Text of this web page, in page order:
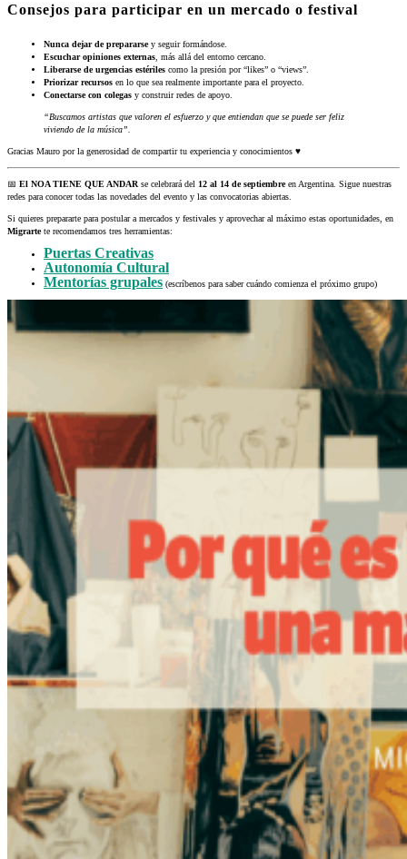
Consejos para participar en un mercado o festival
Nunca dejar de prepararsey seguir formándose.
Escuchar opiniones externas , más allá del entorno cercano.
Liberarse de urgencias estériles como la presión por “likes” o “views”.
Priorizar recursos en lo que sea realmente importante para el proyecto.
Conectarse con colegas y construir redes de apoyo.
“Buscamos artistas que valoren el esfuerzo y que entiendan que se puede ser feliz
viviendo de la música”.
Gracias Mauro por la generosidad de compartir tu experiencia y conocimientos ♥
📅 El NOA TIENE QUE ANDAR se celebrará del 12 al 14 de septiembreen Argentina. Sigue nuestras
redes para conocer todas las novedades del evento y las convocatorias abiertas.
Si quieres prepararte para postular a mercados y festivales y aprovechar al máximo estas oportunidades, en
Migrartete recomendamos tres herramientas:
Puertas Creativas
Autonomía Cultural
Mentorías grupales (escríbenos para saber cuándo comienza el próximo grupo)